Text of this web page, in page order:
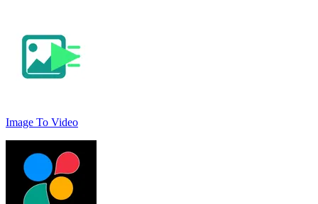
Image To Video